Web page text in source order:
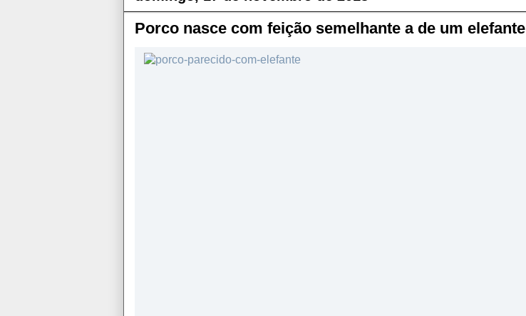
Porco nasce com feição semelhante a de um elefante